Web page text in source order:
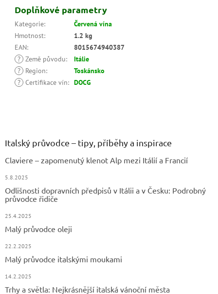
Doplňkové parametry
Kategorie:
Červená vína
Hmotnost:
1.2 kg
EAN:
8015674940387
? Země původu:
Itálie
?
Region:
Toskánsko
? Certifikace vín: DOCG
Italský průvodce – tipy, příběhy a inspirace
Claviere – zapomenutý klenot Alp mezi Itálií a Francií
5.8.2025
Odlišnosti dopravních předpisů v Itálii a v Česku: Podrobný
průvodce řidiče
25.4.2025
Malý průvodce oleji
22.2.2025
Malý průvodce italskými moukami
14.2.2025
Trhy a světla: Nejkrásnější italská vánoční města